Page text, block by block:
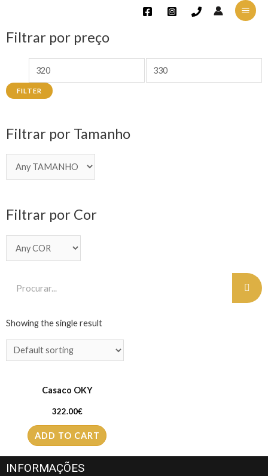
Filtrar por preço
FILTER
Filtrar por Tamanho
Filtrar por Cor
Showing the single result
Casaco OKY
322.00€
ADD TO CART
INFORMAÇÕES